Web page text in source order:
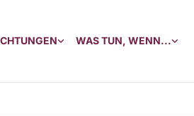
WAS TUN, WENN...